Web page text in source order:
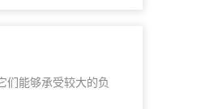
们能够承受较大的负